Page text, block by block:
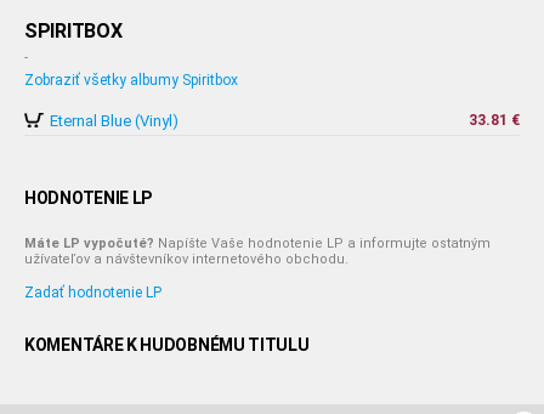
SPIRITBOX
-
Zobraziť všetky albumy Spiritbox
Eternal Blue (Vinyl) 33.81 €
HODNOTENIE LP
Máte LP vypočuté? Napíšte Vaše hodnotenie LP a informujte ostatným
užívateľov a návštevníkov internetového obchodu.
Zadať hodnotenie LP
KOMENTÁRE K HUDOBNÉMU TITULU